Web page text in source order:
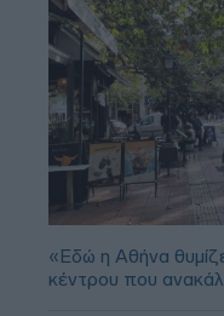
«Εδώ η Αθήνα
κέντρου που